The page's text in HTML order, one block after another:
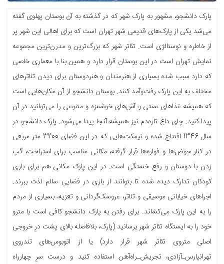
پارک دانشجو، مشهور به پارک شهر که در گذشته به آن بوستان پهلوی گفته
می‌شد یکی از پارک‌های قدیمی شهر تهران است که برای اهالی این شهر پر
از خاطره و نوستالژی است. تئاتر شهر که بزرگ‌ترین و مدرن‌ترین مجموعه
نمایش تهران است در این بوستان قرار دارد و همین بنا با معماری خاصی
که دارد سبب شده بسیاری از هنرمندان و هنردوستان برای دیدن تئاترهای
مختلف به این پارک رفت‌و‌آمد کنند. بوستان دانشجو از آن مکان‌هایی است
که همیشه غذاهای سنتی و آش‌های خوشمزه و متنوعی را می‌توانید در آن
پیدا کنید. چای داغ تازه‌دم نیز همیشه آنجا پیدا می‌شود. پارک دانشجو در
سال 1346 افتتاح شده و نیمکت‌هایی که در این فضای 3200 متر مربعی
در کنار حوض‌ها و فواره‌ها قرار گرفته، مکانی مناسب برای استراحت، گپ
زدن با دوستان و رفع خستگی است. در این پارک مکانی هم برای بازی
کودکان تدارک دیده شده تا بتوانند از بازی در فضایی سالم لذت ببرند.
اجراهای خیابانی موسیقی و تئاتر، عروسک‌گردانی و تعزیه، بسیاری از مردم
را به این پارک می‌کشاند. برای رفتن به پارک دانشجو کافی است با مترو
خود را به ایستگاه تئاتر شهر برسانید (پارک، بلافاصله بالای پشت درِ خروجی
اصلی متروی تئاتر شهر قرار دارد) یا از اتوبوس‌های تندروی
تهرانپارس‌ـ‌آزادی، تجریش‌ـ‌راه‌آهن استفاده کنید و درست سرِ چهارراه